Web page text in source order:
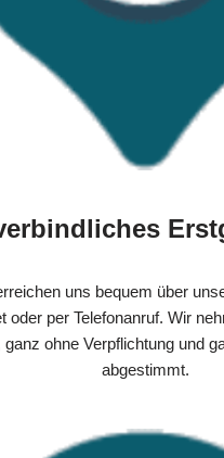
uns bequem über
oder per Telefonanruf. Wir
ganz ohne Verpflichtung und
abgestimmt.